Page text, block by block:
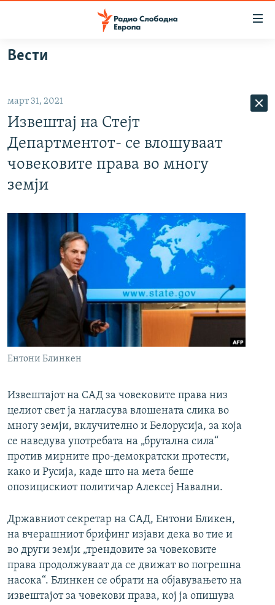
Оди
на
главната
навигација
Премини
пребарување
ВИЗУЕЛНО
ШТО ТРЕБА ДА ЗНАЕТЕ
ПРИЈАВИ СЕ ЗА ЊУЗЛЕТЕР
ПОДКАСТ ЗОШТО?
РСЕ веб страници
Вести
март 31, 2021
Извештај на Стејт
Департментот- се влошуваат
човековите права во многу
земји
Ентони Блинкен
Извештајот на САД за човековите права низ
целиот свет ја нагласува влошената слика во
многу земји, вклучително и Белорусија, за која
се наведува употребата на „брутална сила“
против мирните про-демократски протести,
како и Русија, каде што на мета беше
опозицискиот политичар Алексеј Навални.
Државниот секретар на САД, Ентони Бликен,
на вчерашниот брифинг изјави дека во тие и
во други земји „трендовите за човековите
права продолжуваат да се движат во погрешна
насока“. Блинкен се обрати на објавувањето на
извештајот за човекови права, кој ја опишува